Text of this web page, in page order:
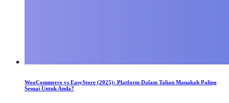
WooCommerce vs EasyStore (2025): Platform Dalam Talian Manakah Paling
Sesuai Untuk Anda?